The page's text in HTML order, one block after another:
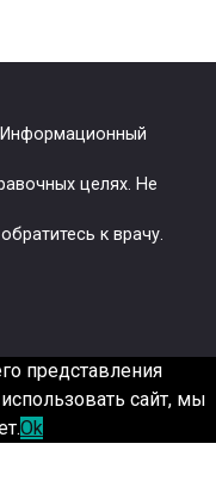
целях. Не
к врачу.
представления
сайт, мы
Ok